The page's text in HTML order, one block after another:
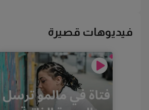
فيديوهات قصيرة